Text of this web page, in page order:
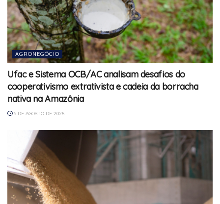
AGRONEGÓCIO
Ufac e Sistema OCB/AC analisam desafios do
cooperativismo extrativista e cadeia da borracha
nativa na Amazônia
5 DE AGOSTO DE 2026